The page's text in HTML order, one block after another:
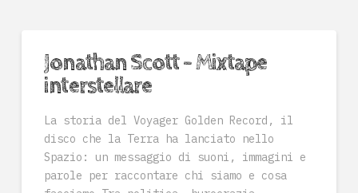
Jonathan Scott – Mixtape
interstellare
La storia del Voyager Golden Record, il
disco che la Terra ha lanciato nello
Spazio: un messaggio di suoni, immagini e
parole per raccontare chi siamo e cosa